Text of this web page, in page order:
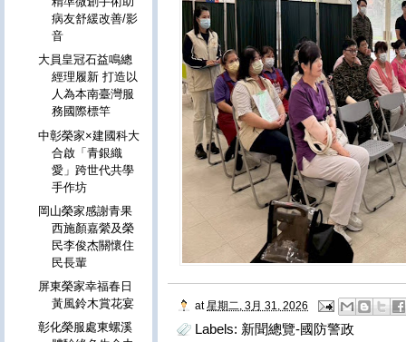
at 星期二, 3月 31, 2026
Labels: 新聞總覽-國防警政
病友舒緩改善/影
音
大員皇冠石益鳴總
經理履新 打造以
人為本南臺灣服
務國際標竿
中彰榮家×建國科大
合啟「青銀織
愛」跨世代共學
手作坊
岡山榮家感謝青果
西施顏嘉縈及榮
民李俊杰關懷住
民長輩
屏東榮家幸福春日
黃風鈴木賞花宴
彰化榮服處東螺溪